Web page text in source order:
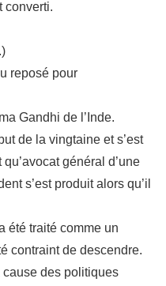
converti.
reposé pour
Gandhi de l’Inde.
de la vingtaine et s’est
général d’une
s’est produit alors qu’il
été traité comme un
contraint de descendre.
des politiques